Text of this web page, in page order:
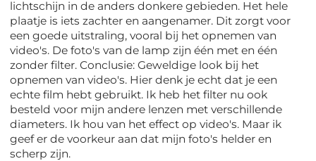
lichtschijn in de anders donkere gebieden. Het hele
plaatje is iets zachter en aangenamer. Dit zorgt voor
een goede uitstraling, vooral bij het opnemen van
video's. De foto's van de lamp zijn één met en één
zonder filter. Conclusie: Geweldige look bij het
opnemen van video's. Hier denk je echt dat je een
echte film hebt gebruikt. Ik heb het filter nu ook
besteld voor mijn andere lenzen met verschillende
diameters. Ik hou van het effect op video's. Maar ik
geef er de voorkeur aan dat mijn foto's helder en
scherp zijn.